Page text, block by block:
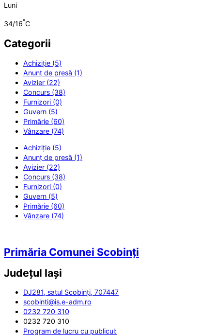
Luni
34/16°C
Categorii
Achiziție (5)
Anunț de presă (1)
Avizier (22)
Concurs (38)
Furnizori (0)
Guvern (5)
Primărie (60)
Vânzare (74)
Achiziție (5)
Anunț de presă (1)
Avizier (22)
Concurs (38)
Furnizori (0)
Guvern (5)
Primărie (60)
Vânzare (74)
Primăria Comunei Scobinți
Județul Iași
DJ281, satul Scobinți, 707447
scobinti@is.e-adm.ro
0232 720 310
0232 720 310
Program de lucru cu publicul: